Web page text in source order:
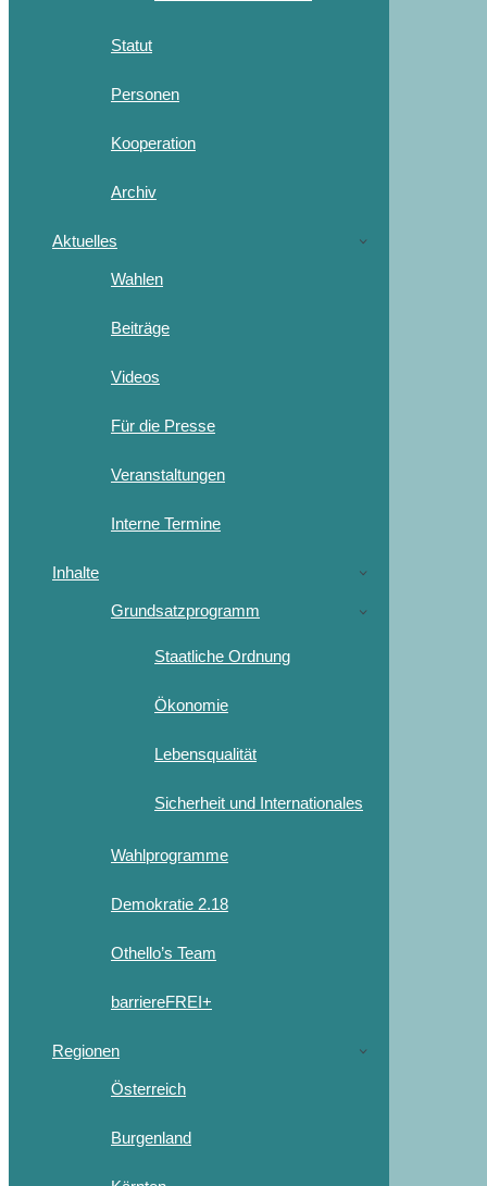
Statut
Personen
Kooperation
Archiv
Aktuelles
Wahlen
Beiträge
Videos
Für die Presse
Veranstaltungen
Interne Termine
Inhalte
Grundsatzprogramm
Staatliche Ordnung
Ökonomie
Lebensqualität
Sicherheit und Internationales
Wahlprogramme
Demokratie 2.18
Othello’s Team
barriereFREI+
Regionen
Österreich
Burgenland